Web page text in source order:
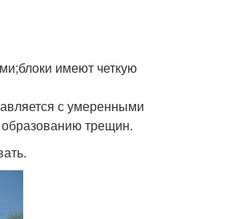
имеют четкую
с умеренными
образованию трещин.